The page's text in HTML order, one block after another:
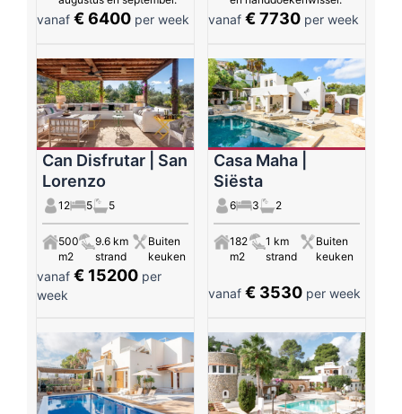
vanaf € 6400 per week vanaf€ 7730 per week
Can Disfrutar | San
Lorenzo
12 5 5
500
m2
9.6 km
strand
Buiten
keuken
vanaf € 15200 per
week
Casa Maha |
Siësta
6 3 2
182
m2
1 km
strand
Buiten
keuken
vanaf€ 3530 per week